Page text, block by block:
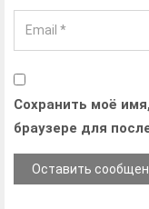
Сохранить моё
браузере для